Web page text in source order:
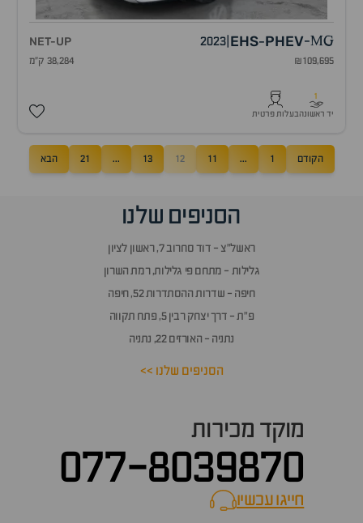
MG
-
EHS-PHEV
2023
NET-UP
₪109,695 38,284 ק"מ
1
יד ראשונהבעלות פרטית
הקודם 1
...
11
12
13
...
21 הבא
הסניפים שלנו
ראשל״צ - דוד סחרוב 7, ראשון לציון
גלילות - מתחם פי גלילות, רמת השרון
חיפה - שדרות ההסתדרות 52, חיפה
פ״ת - דרך יצחק רבין 5, פתח תקווה
נתניה - האורזים 22, נתניה
הסניפים שלנו >>
מוקד מכירות
077-8039870
חייגו עכשיוcall now